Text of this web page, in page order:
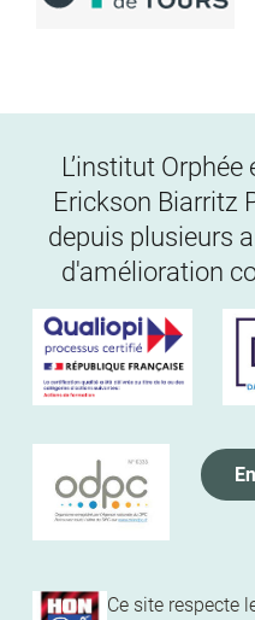
L’institut
Erickson Biarritz
depuis plusieurs
d'amélioration
Ce site respecte